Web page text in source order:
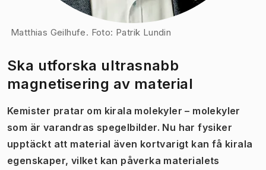
Matthias Geilhufe. Foto: Patrik Lundin
Ska utforska ultrasnabb
magnetisering av material
Kemister pratar om kirala molekyler – molekyler
som är varandras spegelbilder. Nu har fysiker
upptäckt att material även kortvarigt kan få kirala
egenskaper, vilket kan påverka materialets